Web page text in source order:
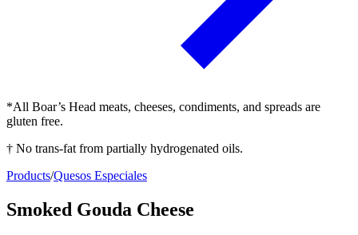
*All Boar’s Head meats, cheeses, condiments, and spreads are
gluten free.
† No trans-fat from partially hydrogenated oils.
Products/Quesos Especiales
Smoked Gouda Cheese